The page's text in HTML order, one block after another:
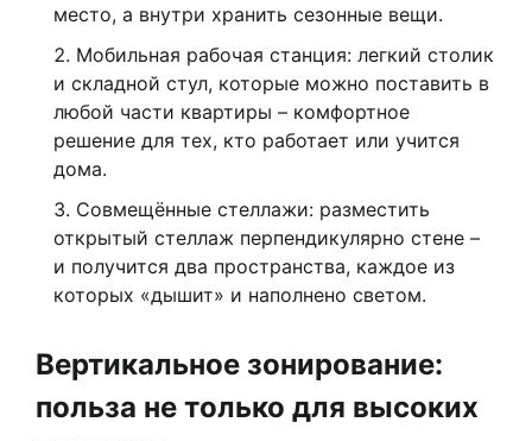
место, а внутри хранить сезонные вещи.
Мобильная рабочая станция: легкий столик
и складной стул, которые можно поставить в
любой части квартиры – комфортное
решение для тех, кто работает или учится
дома.
Совмещённые стеллажи: разместить
открытый стеллаж перпендикулярно стене –
и получится два пространства, каждое из
которых «дышит» и наполнено светом.
Вертикальное зонирование:
польза не только для высоких